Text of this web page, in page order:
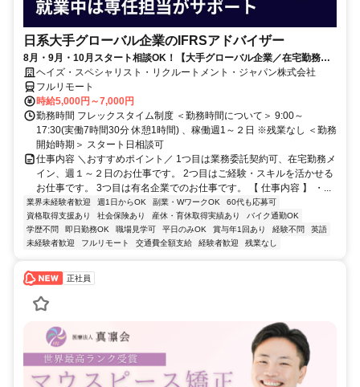
日系大手グローバル企業のIFRSアドバイザー
8月・9月・10月スタート相談OK！【大手グローバル企業／在宅勤務メ
イン／週1～2日勤務】IFRSアドバイザー
ヘイズ・スペシャリスト・リクルートメント・ジャパン株式会社
フルリモート
時給5,000円～7,000円
勤務時間 フレックスタイム制度 ＜勤務時間について＞ 9:00～
17:30(実働7時間30分 休憩1時間) 、稼働週1～２日 ※残業なし ＜勤務
開始時期＞ スタート日相談可
仕事内容 ＼おすすめポイント／ 1つ目は業務委託契約可、在宅勤務メ
イン、週１～２日のお仕事です。 2つ目はご経験・スキルを活かせる
お仕事です。 3つ目は有名企業でのお仕事です。 【 仕事内容 】 ・...
業界未経験者歓迎 週1日からOK 副業・WワークOK
60代も応募可
資格取得支援あり
社会保険あり 産休・育休取得実績あり
バイク通勤OK
学歴不問
即日勤務OK 職場見学可 平日のみOK 賞与年1回あり 経験不問
英語
未経験者歓迎
フルリモート 交通費全額支給 経験者歓迎 残業なし
正社員